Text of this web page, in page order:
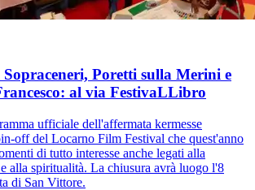
Sopraceneri, Poretti sulla Merini e
al via FestivaLLibro
ufficiale dell'affermata kermesse
off del Locarno Film Festival che quest'anno
di tutto interesse anche legati alla
alla spiritualità. La chiusura avrà luogo l'8
di San Vittore.